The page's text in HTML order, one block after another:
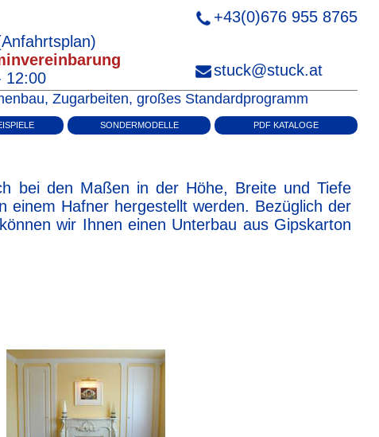
12:00
+43(0)676 955 8765
stuck@stuck.at
Zugarbeiten, großes Standardprogramm
SONDERMODELLE PDF KATALOGE
bei den Maßen in der Höhe, Breite und Tiefe
einem Hafner hergestellt werden. Bezüglich der
wir Ihnen einen Unterbau aus Gipskarton